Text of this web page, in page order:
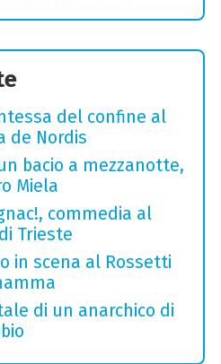
del confine al
de Nordis
bacio a mezzanotte,
Miela
commedia al
Trieste
in scena al Rossetti
di un anarchico di